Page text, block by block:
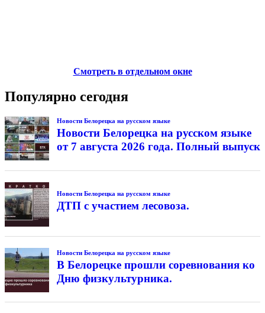
Смотреть в отдельном окне
Популярно сегодня
Новости Белорецка на русском языке
Новости Белорецка на русском языке
от 7 августа 2026 года. Полный выпуск
Новости Белорецка на русском языке
ДТП с участием лесовоза.
Новости Белорецка на русском языке
В Белорецке прошли соревнования ко
Дню физкультурника.